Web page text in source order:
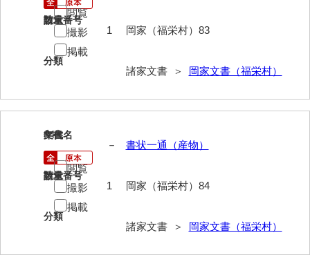
宇野家文書
馬屋原家文書
梅村明文書
江浪家文書
恵良宏収集文書
相木家文書
請求番号
岡家（福栄村）83
分類
諸家文書 ＞ 岡家文書（福栄村）
数量
1
閲覧
撮影
掲載
84
文書名
書状一通（産物）
請求番号
岡家（福栄村）84
分類
諸家文書 ＞ 岡家文書（福栄村）
年代
－
数量
1
閲覧
撮影
掲載